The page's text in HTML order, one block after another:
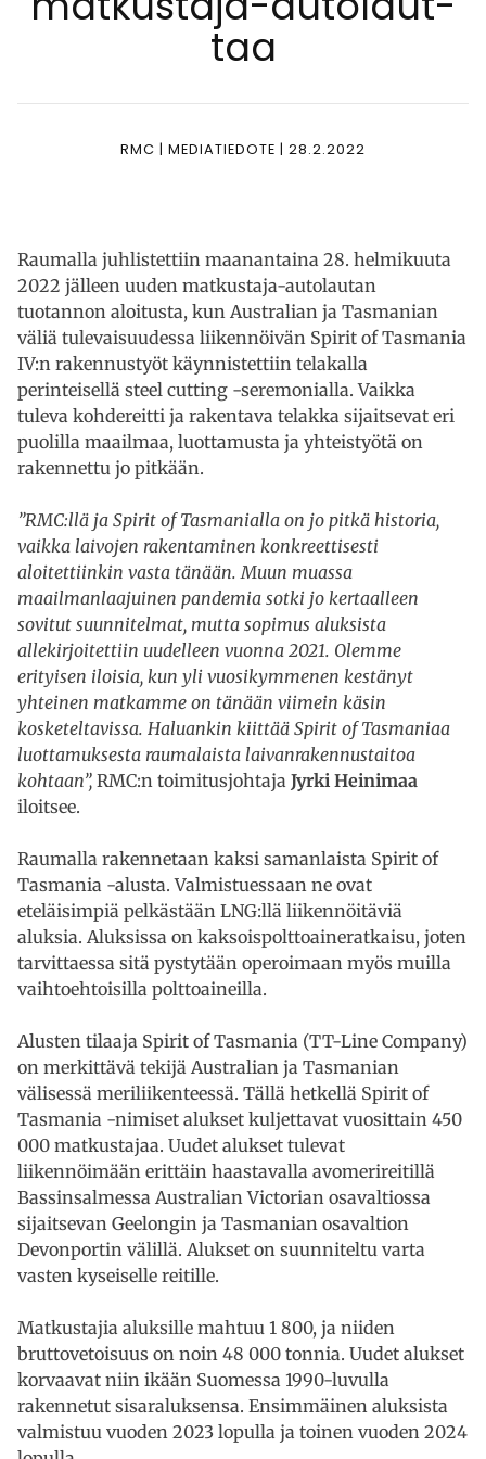
taa
RMC | MEDIATIEDOTE | 28.2.2022
Raumalla juhlistettiin maanantaina 28. helmikuuta
2022 jälleen uuden matkustaja-autolautan
tuotannon aloitusta, kun Australian ja Tasmanian
väliä tulevaisuudessa liikennöivän Spirit of Tasmania
IV:n rakennustyöt käynnistettiin telakalla
perinteisellä steel cutting -seremonialla. Vaikka
tuleva kohdereitti ja rakentava telakka sijaitsevat eri
puolilla maailmaa, luottamusta ja yhteistyötä on
rakennettu jo pitkään.
”RMC:llä ja Spirit of Tasmanialla on jo pitkä historia,
vaikka laivojen rakentaminen konkreettisesti
aloitettiinkin vasta tänään. Muun muassa
maailmanlaajuinen pandemia sotki jo kertaalleen
sovitut suunnitelmat, mutta sopimus aluksista
allekirjoitettiin uudelleen vuonna 2021. Olemme
erityisen iloisia, kun yli vuosikymmenen kestänyt
yhteinen matkamme on tänään viimein käsin
kosketeltavissa. Haluankin kiittää Spirit of Tasmaniaa
luottamuksesta raumalaista laivanrakennustaitoa
kohtaan”, RMC:n toimitusjohtaja Jyrki Heinimaa
iloitsee.
Raumalla rakennetaan kaksi samanlaista Spirit of
Tasmania -alusta. Valmistuessaan ne ovat
eteläisimpiä pelkästään LNG:llä liikennöitäviä
aluksia. Aluksissa on kaksoispolttoaineratkaisu, joten
tarvittaessa sitä pystytään operoimaan myös muilla
vaihtoehtoisilla polttoaineilla.
Alusten tilaaja Spirit of Tasmania (TT-Line Company)
on merkittävä tekijä Australian ja Tasmanian
välisessä meriliikenteessä. Tällä hetkellä Spirit of
Tasmania -nimiset alukset kuljettavat vuosittain 450
000 matkustajaa. Uudet alukset tulevat
liikennöimään erittäin haastavalla avomerireitillä
Bassinsalmessa Australian Victorian osavaltiossa
sijaitsevan Geelongin ja Tasmanian osavaltion
Devonportin välillä. Alukset on suunniteltu varta
vasten kyseiselle reitille.
Matkustajia aluksille mahtuu 1 800, ja niiden
bruttovetoisuus on noin 48 000 tonnia. Uudet alukset
korvaavat niin ikään Suomessa 1990-luvulla
rakennetut sisaraluksensa. Ensimmäinen aluksista
valmistuu vuoden 2023 lopulla ja toinen vuoden 2024